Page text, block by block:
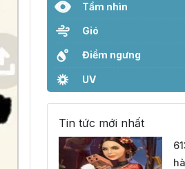
Tầm nhìn
Gió
Điểm ngưng
UV
Tin tức mới nhất